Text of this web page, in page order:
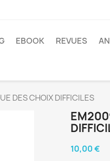
EBOOK REVUES
DES CHOIX DIFFICILES
10,00 €